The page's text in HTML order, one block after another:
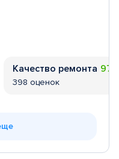
Качество ремонта
398 оценок